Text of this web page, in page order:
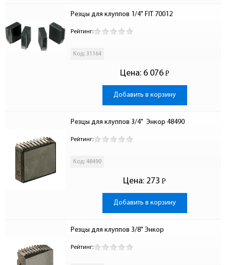
Резцы для клуппов 1/4" FIT 70012
Рейтинг:
Код: 31164
Цена: 6 076 Р
-
Добавить в корзину
Резцы для клуппов 3/4"  Энкор 48490
Рейтинг:
Код: 48490
Цена: 273 Р
-
Добавить в корзину
Резцы для клуппов 3/8" Энкор
Рейтинг: